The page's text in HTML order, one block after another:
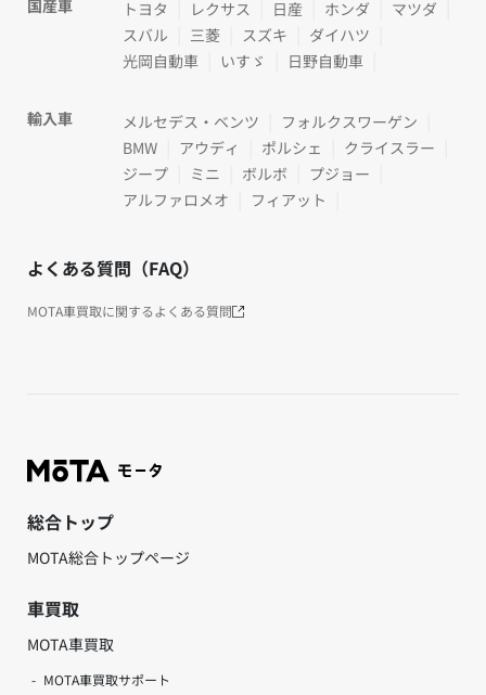
国産車 トヨタ レクサス 日産 ホンダ
マツダ
スバル
三菱 スズキ
ダイハツ
光岡自動車
いすゞ 日野自動車
輸入車 メルセデス・ベンツ
フォルクスワーゲン
BMW
アウディ ポルシェ
クライスラー
ジープ
ミニ ボルボ
プジョー
アルファロメオ
フィアット
よくある質問（FAQ）
MOTA車買取に関するよくある質問
総合トップ
MOTA総合トップページ
車買取
MOTA車買取
MOTA車買取サポート